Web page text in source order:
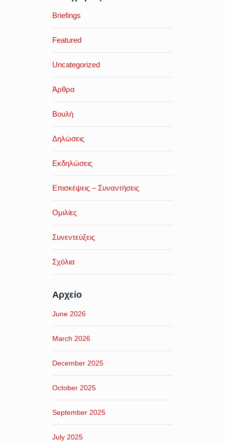
Briefings
Featured
Uncategorized
Άρθρα
Βουλή
Δηλώσεις
Εκδηλώσεις
Επισκέψεις – Συναντήσεις
Ομιλίες
Συνεντεύξεις
Σχόλια
Αρχείο
June 2026
March 2026
December 2025
October 2025
September 2025
July 2025